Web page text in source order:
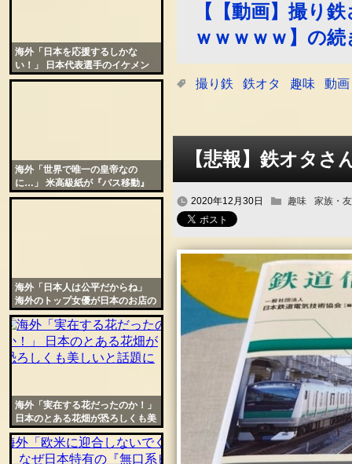
【【動画】撮り
ｗｗｗｗｗ】の
撮り鉄 鉄オタ 趣味 動画
【悲報】鉄オタさ
2020年12月30日 趣味 家族・
海外「日本を応援するしかな
い！」 日本代表選手のイケメン
ぶりが世界の女性たちにバレる
海外「世界で唯一の皇帝なの
に…」 米高級紙が『バス移動』
を選んだ両陛下と米大統領の差を
海外「日本人は公平だからね」
海外のトップ女優が日本のお店の
対応に衝撃を受ける
海外「実在する花だったのか！」
日本のとある花畑が恐ろしくも美
しいと話題に